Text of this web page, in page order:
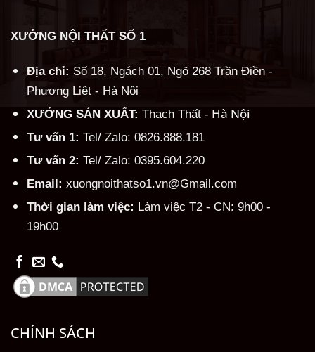
XƯỞNG NỘI THẤT SỐ 1
Địa chỉ: Số 18, Ngách 01, Ngõ 268 Trần Điền -
Phương Liệt - Hà Nội
XƯỞNG SẢN XUẤT: Thạch Thất - Hà Nội
Tư vấn 1: Tel/ Zalo: 0826.888.181
Tư vấn 2: Tel/ Zalo: 0395.604.220
Email: xuongnoithatso1.vn@Gmail.com
Thời gian làm việc: Làm việc T2 - CN: 9h00 -
19h00
CHÍNH SÁCH